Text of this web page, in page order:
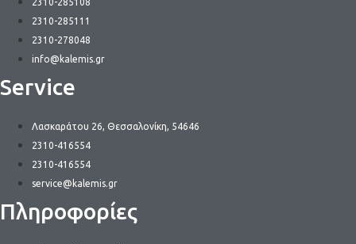
2310-285111
2310-278048
info@kalemis.gr
Service
Λασκαράτου 26, Θεσσαλονίκη, 54646
2310-416554
2310-416554
service@kalemis.gr
Πληροφορίες